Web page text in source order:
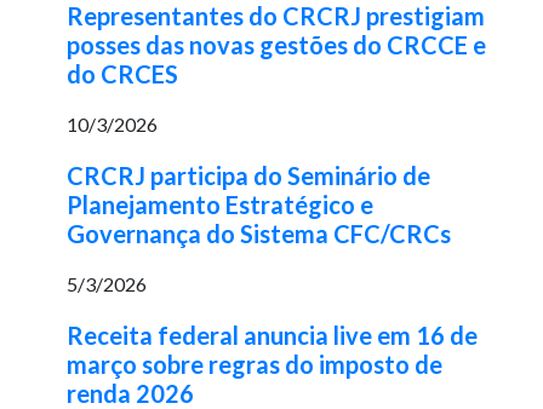
Representantes do CRCRJ prestigiam
posses das novas gestões do CRCCE e
do CRCES
10/3/2026
CRCRJ participa do Seminário de
Planejamento Estratégico e
Governança do Sistema CFC/CRCs
5/3/2026
Receita federal anuncia live em 16 de
março sobre regras do imposto de
renda 2026